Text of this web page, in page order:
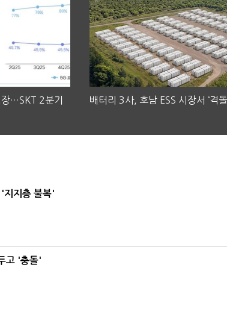
장…SKT 2분기
배터리 3사, 호남 ESS 시장서 ‘격돌
지지층 불복'
고 '충돌'